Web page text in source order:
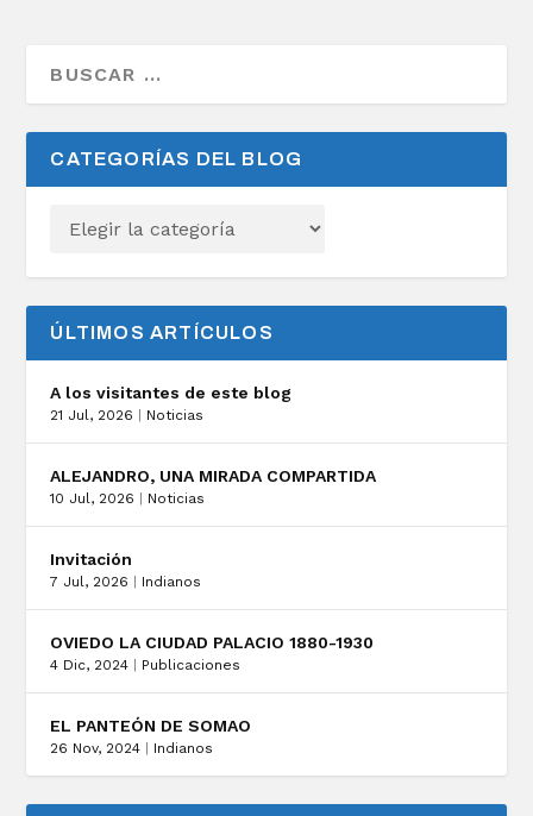
CATEGORÍAS DEL BLOG
ÚLTIMOS ARTÍCULOS
A los visitantes de este blog
21 Jul, 2026 Noticias
ALEJANDRO, UNA MIRADA COMPARTIDA
10 Jul, 2026 Noticias
Invitación
7 Jul, 2026 Indianos
OVIEDO LA CIUDAD PALACIO 1880-1930
4 Dic, 2024 Publicaciones
EL PANTEÓN DE SOMAO
26 Nov, 2024 Indianos